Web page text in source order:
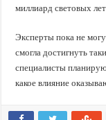
миллиард световых
Эксперты пока не
смогла достигнуть
специалисты
какое влияние